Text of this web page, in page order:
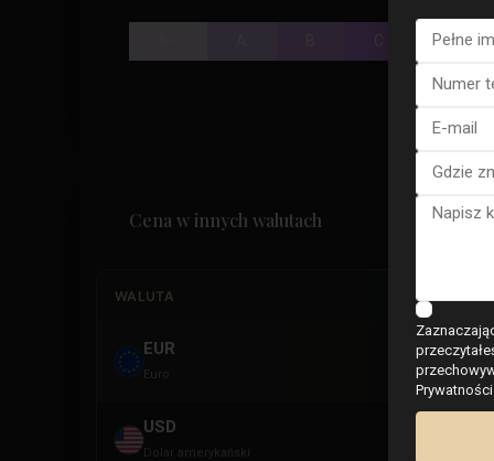
D
Cena w innych walutach
WALUTA
EUR
Euro
USD
Dolar amerykański
Prywatności.